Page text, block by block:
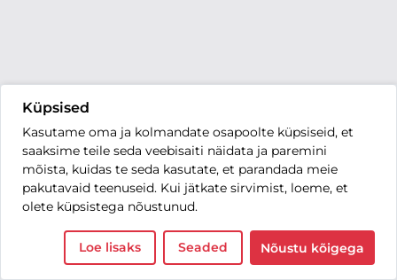
Küpsised
Kasutame oma ja kolmandate osapoolte küpsiseid, et
saaksime teile seda veebisaiti näidata ja paremini
mõista, kuidas te seda kasutate, et parandada meie
pakutavaid teenuseid. Kui jätkate sirvimist, loeme, et
olete küpsistega nõustunud.
Loe lisaks Seaded Nõustu kõigega